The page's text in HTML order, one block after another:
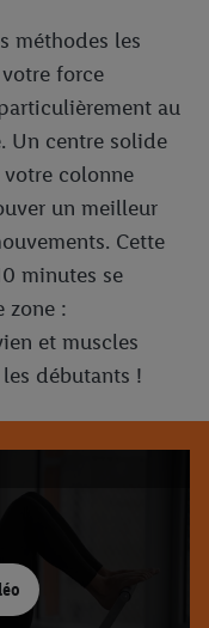
méthodes les
force
au
Un centre solide
colonne
un meilleur
Cette
minutes se
zone :
et muscles
débutants !